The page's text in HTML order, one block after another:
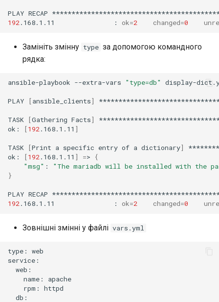
PLAY RECAP
192.168.1.11 : ok=2 changed=0
Замініть змінну type за допомогою командного
рядка:
ansible-playbook --extra-vars "type=db" display-
PLAY [ansible_clients]
TASK [Gathering Facts]
ok:
[192.168.1.11 ]
TASK [Print a specific entry of a dictionary]
ok:
[192.168.1.11 ] =>
{
"msg" :
"The mariadb will be installed with the
}
PLAY RECAP
192.168.1.11 : ok=2 changed=0
Зовнішні змінні у файлі vars.yml
type:
web
name:
rpm: